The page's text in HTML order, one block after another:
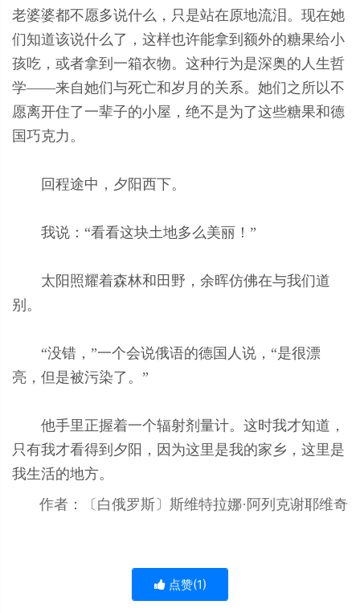
老婆婆都不愿多说什么，只是站在原地流泪。现在她
们知道该说什么了，这样也许能拿到额外的糖果给小
孩吃，或者拿到一箱衣物。这种行为是深奥的人生哲
学——来自她们与死亡和岁月的关系。她们之所以不
愿离开住了一辈子的小屋，绝不是为了这些糖果和德
国巧克力。
回程途中，夕阳西下。
我说：“看看这块土地多么美丽！”
太阳照耀着森林和田野，余晖仿佛在与我们道
别。
“没错，”一个会说俄语的德国人说，“是很漂
亮，但是被污染了。”
他手里正握着一个辐射剂量计。这时我才知道，
只有我才看得到夕阳，因为这里是我的家乡，这里是
我生活的地方。
作者：〔白俄罗斯〕斯维特拉娜·阿列克谢耶维奇
点赞(1)